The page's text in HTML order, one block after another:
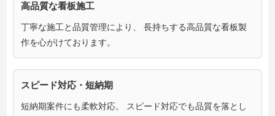
高品質な看板施工
丁寧な施工と品質管理により、 長持ちする高品質な看板製
作を心がけております。
スピード対応・短納期
短納期案件にも柔軟対応。 スピード対応でも品質を落とし